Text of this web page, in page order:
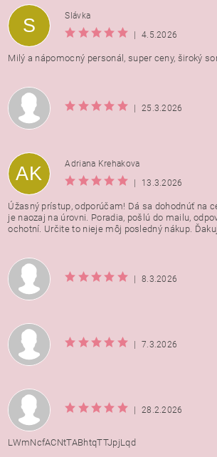
Vložením hodnotenie súhlasíte s
osobných údajov
S
Slávka
|
4.5.2026
Milý a nápomocný personál, super ceny, široký
| 25.3.2026
AK
Adriana Krehakova
|
13.3.2026
Úžasný prístup, odporúčam! Dá sa dohodnúť na
je naozaj na úrovni. Poradia, pošlú do mailu,
ochotní. Určite to nieje môj posledný nákup.
| 8.3.2026
| 7.3.2026
| 28.2.2026
LWmNcfACNtTABhtqTTJpjLqd